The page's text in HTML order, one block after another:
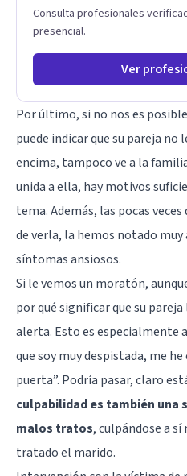
Consulta profesionales
presencial.
Ver
Por último, si no nos es
puede indicar que su pareja no
encima, tampoco ve a la
unida a ella, hay motivos
tema. Además, las pocas
de verla, la hemos notado
síntomas ansiosos.
Si le vemos un moratón,
por qué significar que su
alerta. Esto es especialmente
que soy muy despistada, me
puerta”. Podría pasar, claro
culpabilidad es también una
malos tratos, culpándose a
tratado el marido.